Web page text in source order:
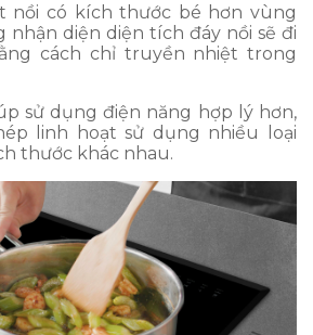
nồi có kích thước bé hơn vùng
nhận diện diện tích đáy nồi sẽ đi
cách chỉ truyền nhiệt trong
sử dụng điện năng hợp lý hơn,
linh hoạt sử dụng nhiều loại
thước khác nhau.